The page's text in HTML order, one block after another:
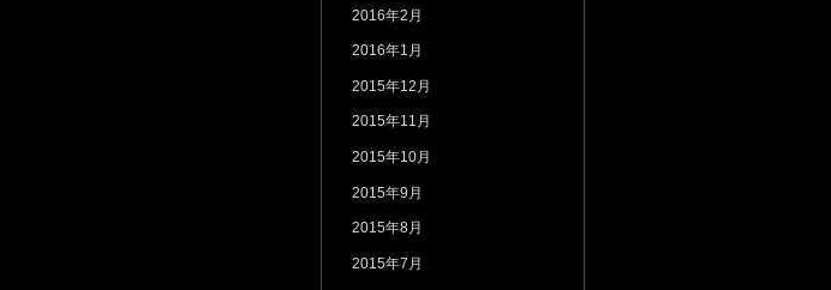
2016年2月
2016年1月
2015年12月
2015年11月
2015年10月
2015年9月
2015年8月
2015年7月